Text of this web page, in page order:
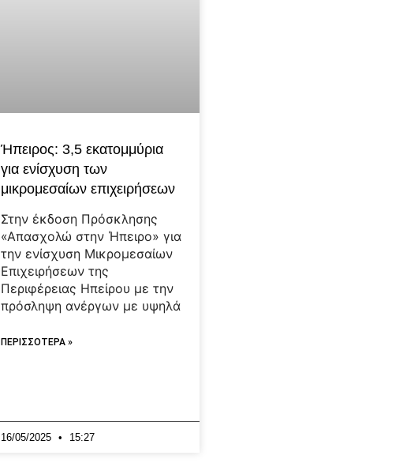
Ήπειρος: 3,5 εκατομμύρια
για ενίσχυση των
μικρομεσαίων επιχειρήσεων
Στην έκδοση Πρόσκλησης
«Απασχολώ στην Ήπειρο» για
την ενίσχυση Μικρομεσαίων
Επιχειρήσεων της
Περιφέρειας Ηπείρου με την
πρόσληψη ανέργων με υψηλά
ΠΕΡΙΣΣΟΤΕΡΑ »
16/05/2025 15:27